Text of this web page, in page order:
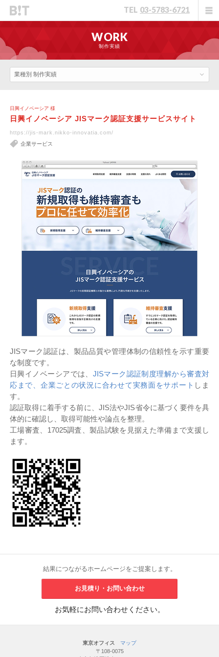
TEL 03-5783-6721
WORK
制作実績
業種別 制作実績
日興イノベーシア JISマーク認証支援サービスサイト
日興イノベーシア 様
https://jis-mark.nikko-innovatia.com/
企業サービス
JISマーク認証は、製品品質や管理体制の信頼性を示す重要
な制度です。
日興イノベーシアでは、 JISマーク認証制度理解から審査対
応まで、企業ごとの状況に合わせて実務面をサポート しま
す。
認証取得に着手する前に、JIS法やJIS省令に基づく要件を具
体的に確認し、取得可能性や論点を整理。
工場審査、17025調査、製品試験を見据えた準備まで支援し
ます。
結果につながるホームページをご提案します。
お見積り・お問い合わせ
お気軽にお問い合わせください。
東京オフィス
マップ
〒108-0075